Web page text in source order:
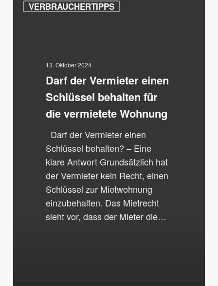
VERBRAUCHERTIPPS
der
Wohnung
13. Oktober 2024
Darf der Vermieter einen
Schlüssel behalten für
die vermietete Wohnung
Darf der Vermieter einen
Schlüssel behalten? – Eine
klare Antwort Grundsätzlich hat
der Vermieter kein Recht, einen
Schlüssel zur Mietwohnung
einzubehalten. Das Mietrecht
sieht vor, dass der Mieter die…